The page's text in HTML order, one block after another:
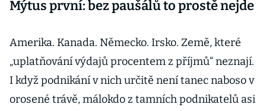
Mýtus první: bez paušálů to prostě nejde
Amerika. Kanada. Německo. Irsko. Země, které
„uplatňování výdajů procentem z příjmů“ neznají.
I když podnikání v nich určitě není tanec naboso v
orosené trávě, málokdo z tamních podnikatelů asi